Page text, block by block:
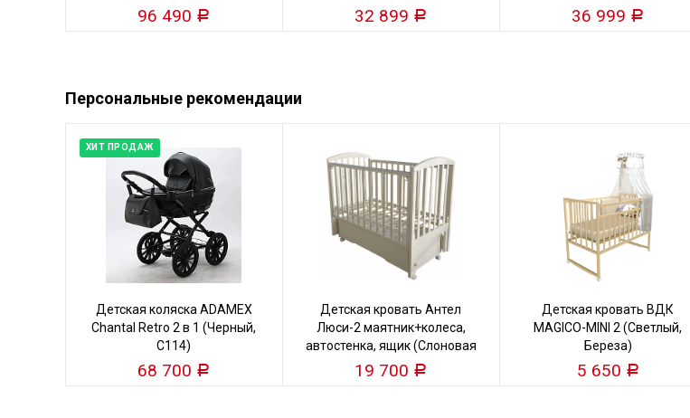
96 490 Р 32 899 Р 36 999 Р
Персональные рекомендации
ХИТ ПРОДАЖ
Детская коляска ADAMEX
Chantal Retro 2 в 1 (Черный,
C114)
68 700 Р
Детская кровать Антел
Люси-2 маятник+колеса,
автостенка, ящик (Слоновая
кость)
19 700 Р
Детская кровать ВДК
MAGICO-MINI 2 (Светлый,
Береза)
5 650 Р